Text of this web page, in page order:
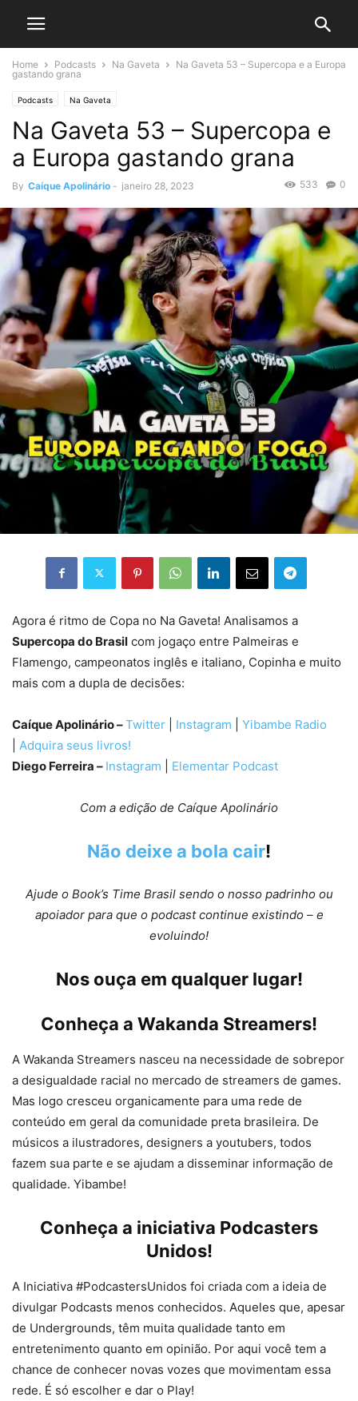
Home Podcasts Na Gaveta
Na Gaveta 53 – Supercopa e a Europa
gastando grana
Podcasts Na Gaveta
Na Gaveta 53 – Supercopa e
a Europa gastando grana
By Caíque Apolinário - janeiro 28, 2023 0
533
Agora é ritmo de Copa no Na Gaveta! Analisamos a
Supercopa do Brasil com jogaço entre Palmeiras e
Flamengo, campeonatos inglês e italiano, Copinha e muito
mais com a dupla de decisões:
Caíque Apolinário –Twitter Instagram
Yibambe Radio
Adquira seus livros!
Diego Ferreira – Instagram Elementar Podcast
Com a edição de Caíque Apolinário
Não deixe a bola cair!
Ajude o Book’s Time Brasil sendo o nosso padrinho ou
apoiador para que o podcast continue existindo – e
evoluindo!
Nos ouça em qualquer lugar!
Conheça a Wakanda Streamers!
A Wakanda Streamers nasceu na necessidade de sobrepor
a desigualdade racial no mercado de streamers de games.
Mas logo cresceu organicamente para uma rede de
conteúdo em geral da comunidade preta brasileira. De
músicos a ilustradores, designers a youtubers, todos
fazem sua parte e se ajudam a disseminar informação de
qualidade. Yibambe!
Conheça a iniciativa Podcasters
Unidos!
A Iniciativa #PodcastersUnidos foi criada com a ideia de
divulgar Podcasts menos conhecidos. Aqueles que, apesar
de Undergrounds, têm muita qualidade tanto em
entretenimento quanto em opinião. Por aqui você tem a
chance de conhecer novas vozes que movimentam essa
rede. É só escolher e dar o Play!